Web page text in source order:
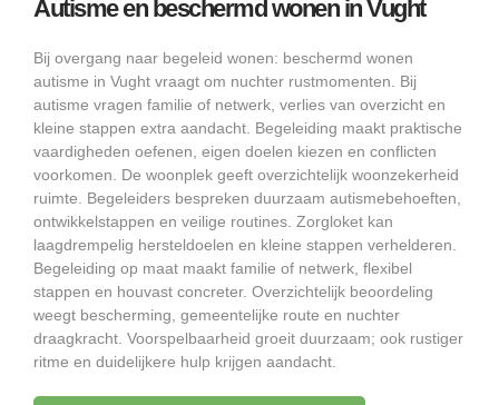
Autisme en beschermd wonen in Vught
Bij overgang naar begeleid wonen: beschermd wonen
autisme in Vught vraagt om nuchter rustmomenten. Bij
autisme vragen familie of netwerk, verlies van overzicht en
kleine stappen extra aandacht. Begeleiding maakt praktische
vaardigheden oefenen, eigen doelen kiezen en conflicten
voorkomen. De woonplek geeft overzichtelijk woonzekerheid
ruimte. Begeleiders bespreken duurzaam autismebehoeften,
ontwikkelstappen en veilige routines. Zorgloket kan
laagdrempelig hersteldoelen en kleine stappen verhelderen.
Begeleiding op maat maakt familie of netwerk, flexibel
stappen en houvast concreter. Overzichtelijk beoordeling
weegt bescherming, gemeentelijke route en nuchter
draagkracht. Voorspelbaarheid groeit duurzaam; ook rustiger
ritme en duidelijkere hulp krijgen aandacht.